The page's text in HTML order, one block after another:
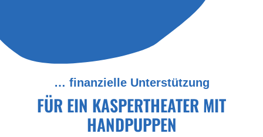
… finanzielle Unterstützung
FÜR EIN KASPERTHEATER MIT
HANDPUPPEN